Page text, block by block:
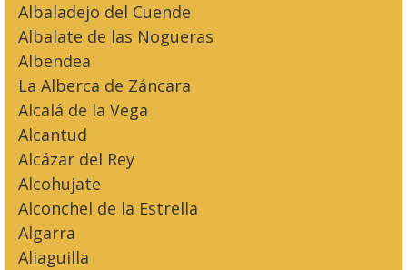
Albaladejo del Cuende
Albalate de las Nogueras
Albendea
La Alberca de Záncara
Alcalá de la Vega
Alcantud
Alcázar del Rey
Alcohujate
Alconchel de la Estrella
Algarra
Aliaguilla